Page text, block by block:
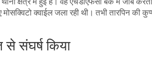
क्वाईल जला रही थी। तभी तारपिन की
संघर्ष किया